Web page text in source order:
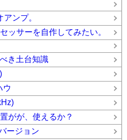
ンプ。
サーを自作してみたい。
き土台知識
ウ
がが、使えるか？
ージョン